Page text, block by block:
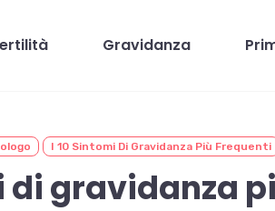
ESC per chiudere
Gravidanza
I 10 Sintomi Di Gravidanza Più Frequenti
di gravidanza